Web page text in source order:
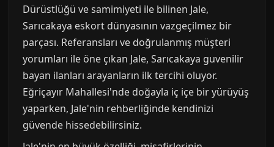
Dürüstlüğü ve samimiyeti ile bilinen Jale,
Sarıcakaya eskort dünyasının vazgeçilmez bir
parçası. Referansları ve doğrulanmış müşteri
yorumları ile öne çıkan Jale, Sarıcakaya guvenilir
bayan ilanları arayanların ilk tercihi oluyor.
Eğriçayır Mahallesi'nde doğayla iç içe bir yürüyüş
yaparken, Jale'nin rehberliğinde kendinizi
güvende hissedebilirsiniz.